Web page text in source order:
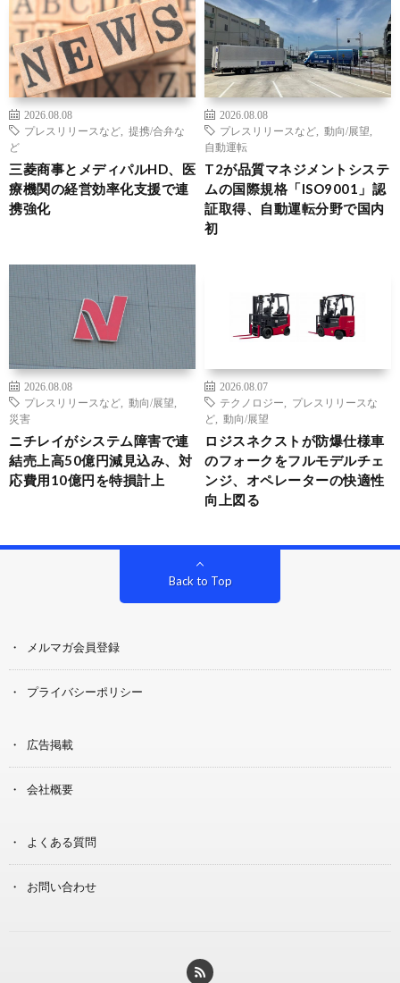
2026.08.08
プレスリリースなど
提携/合弁な
ど
三菱商事とメディパルHD、医
療機関の経営効率化支援で連
携強化
2026.08.08
プレスリリースなど
動向/展望
自動運転
T2が品質マネジメントシステ
ムの国際規格「ISO9001」認
証取得、自動運転分野で国内
初
2026.08.08
プレスリリースなど
動向/展望
災害
ニチレイがシステム障害で連
結売上高50億円減見込み、対
応費用10億円を特損計上
2026.08.07
テクノロジー
プレスリリースな
ど
動向/展望
ロジスネクストが防爆仕様車
のフォークをフルモデルチェ
ンジ、オペレーターの快適性
向上図る
Back to Top
メルマガ会員登録
プライバシーポリシー
広告掲載
会社概要
よくある質問
お問い合わせ